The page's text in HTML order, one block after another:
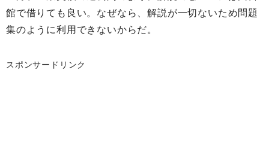
館で借りても良い。なぜなら、解説が一切ないため問題
集のように利用できないからだ。
スポンサードリンク